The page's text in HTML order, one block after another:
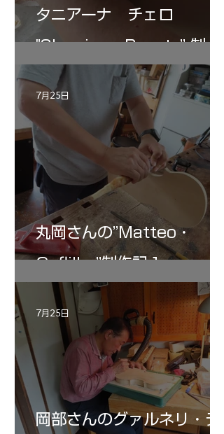
タニアーナ チェロ
"Sleeping・Beauty” 制作
記 30
丸岡さんの”Matteo・
Gofliller”制作記１
7月25日
岡部さんのグァルネリ・デ
7月25日